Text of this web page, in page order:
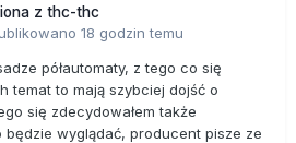
z thc-thc
18 godzin temu
półautomaty, z tego co się
temat to mają szybciej dojść o
się zdecydowałem także
będzie wyglądać, producent pisze ze